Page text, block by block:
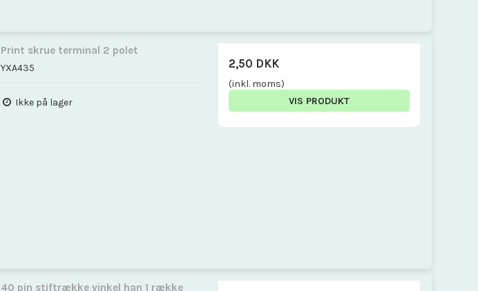
Print skrue terminal 2 polet
YXA435
Ikke på lager
2,50 DKK
(inkl. moms)
VIS PRODUKT
40 pin stiftrække vinkel han 1 række